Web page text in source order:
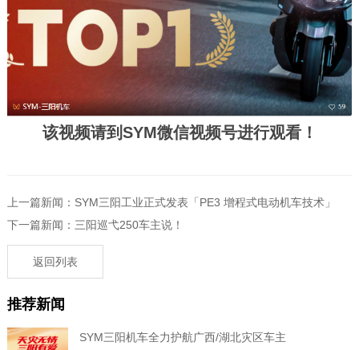
该视频请到SYM微信视频号进行观看！
上一篇新闻：SYM三阳工业正式发表「PE3 增程式电动机车技术」
下一篇新闻：三阳巡弋250车主说！
返回列表
推荐新闻
SYM三阳机车全力护航广西/湖北灾区车主